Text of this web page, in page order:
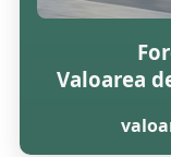
Valoarea